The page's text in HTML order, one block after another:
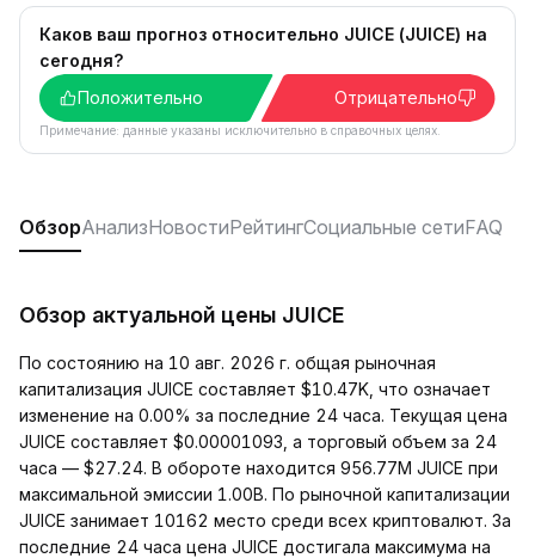
Каков ваш прогноз относительно JUICE (JUICE) на
сегодня?
Положительно
Отрицательно
Примечание: данные указаны исключительно в справочных целях.
ОбзорАнализНовостиРейтингСоциальные сетиFAQ
Обзор актуальной цены JUICE
По состоянию на 10 авг. 2026 г. общая рыночная
капитализация JUICE составляет $10.47K, что означает
изменение на 0.00% за последние 24 часа. Текущая цена
JUICE составляет $0.00001093, а торговый объем за 24
часа — $27.24. В обороте находится 956.77M JUICE при
максимальной эмиссии 1.00B. По рыночной капитализации
JUICE занимает 10162 место среди всех криптовалют. За
последние 24 часа цена JUICE достигала максимума на